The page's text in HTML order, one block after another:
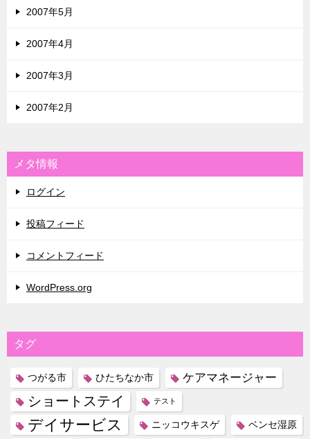
2007年5月
2007年4月
2007年3月
2007年2月
メタ情報
ログイン
投稿フィード
コメントフィード
WordPress.org
タグ
つがる市 ひたちなか市 ケアマネージャー
ショートステイ テスト
デイサービス ニッコウキスゲ ベンセ湿原